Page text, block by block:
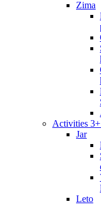
Zima
Activities 3+
Jar
Leto